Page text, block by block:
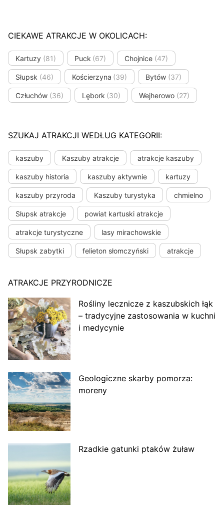
CIEKAWE ATRAKCJE W OKOLICACH:
Kartuzy (81) Puck (67) Chojnice (47)
Słupsk (46) Kościerzyna (39) Bytów (37)
Człuchów (36) Lębork (30) Wejherowo (27)
SZUKAJ ATRAKCJI WEDŁUG KATEGORII:
kaszuby Kaszuby atrakcje atrakcje kaszuby
kaszuby historia kaszuby aktywnie kartuzy
kaszuby przyroda Kaszuby turystyka chmielno
Słupsk atrakcje powiat kartuski atrakcje
atrakcje turystyczne lasy mirachowskie
Słupsk zabytki felieton słomczyński atrakcje
ATRAKCJE PRZYRODNICZE
Rośliny lecznicze z kaszubskich łąk
– tradycyjne zastosowania w kuchni
i medycynie
Geologiczne skarby pomorza:
moreny
Rzadkie gatunki ptaków żuław